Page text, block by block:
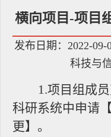
横向项目-项目
发布日期：2022-
科技与
1.项目组成
科研系统中申请
更】。